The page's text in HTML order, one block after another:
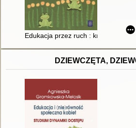
Edukacja przez ruch : kropki, kreski,
DZIEWCZĘTA,